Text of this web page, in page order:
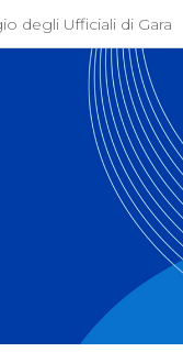
degli Ufficiali di Gara